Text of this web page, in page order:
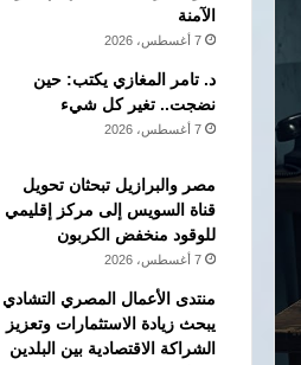
الآمنة
7 أغسطس، 2026
د. تامر المغازي يكتب: حين
نضجت.. تغير كل شيء
7 أغسطس، 2026
مصر والبرازيل تبحثان تحويل
قناة السويس إلى مركز إقليمي
للوقود منخفض الكربون
7 أغسطس، 2026
منتدى الأعمال المصري التشادي
يبحث زيادة الاستثمارات وتعزيز
الشراكة الاقتصادية بين البلدين